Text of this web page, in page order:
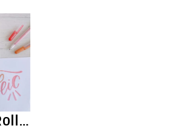
Set Gelly Roll Sakura 6 Unidades - Metálicos